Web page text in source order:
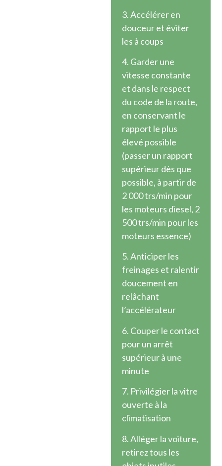
3. Accélérer en
douceur et éviter
les à coups
4. Garder une
vitesse constante
et dans le respect
du code de la route,
en conservant le
rapport le plus
élevé possible
(passer un rapport
supérieur dès que
possible, à partir de
2 000 trs/min pour
les moteurs diesel, 2
500 trs/min pour les
moteurs essence)
5. Anticiper les
freinages et ralentir
doucement en
relâchant
l’accélérateur
6. Couper le contact
pour un arrêt
supérieur à une
minute
7. Privilégier la vitre
ouverte à la
climatisation
8. Alléger la voiture,
retirez tous les